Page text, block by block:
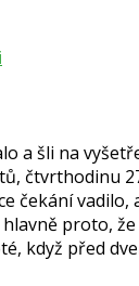
a šli na
čtvrthodinu
čekání vadilo,
proto,
když před